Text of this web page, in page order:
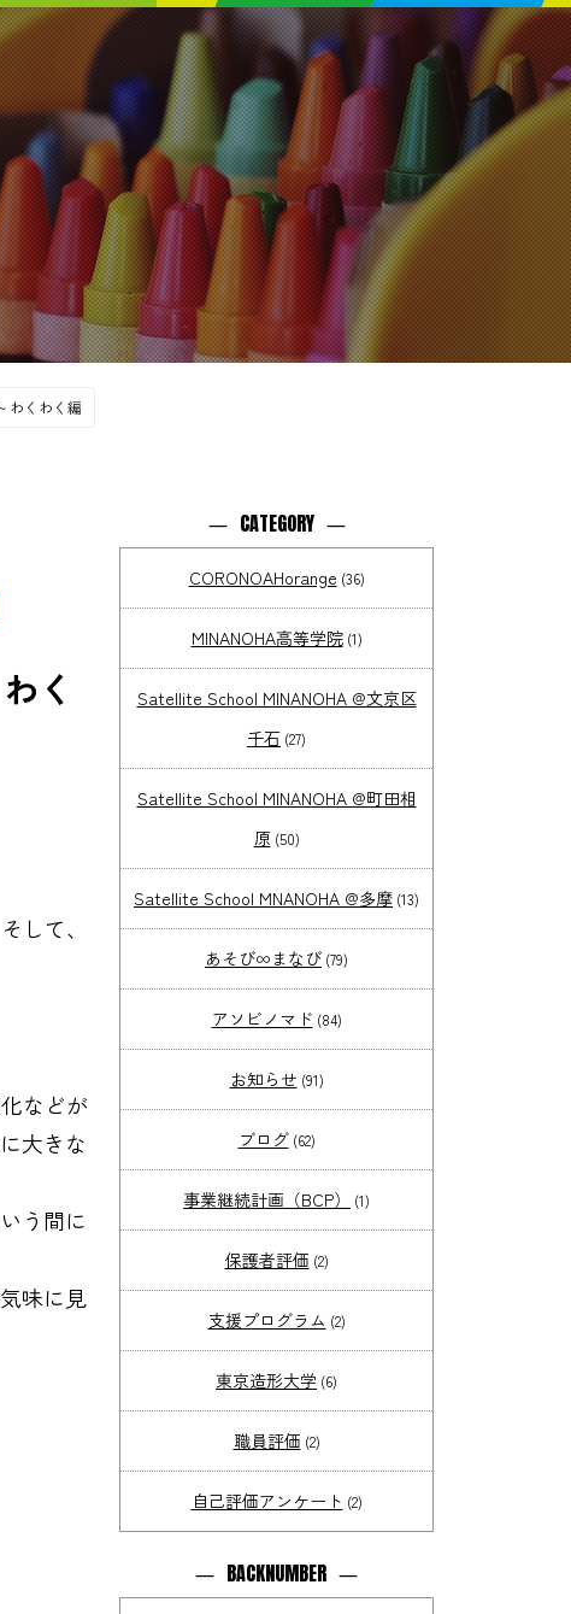
わくわく編
く
して、
などが
大きな
う間に
味に見
CATEGORY
CORONOAHorange (36)
MINANOHA高等学院(1)
Satellite School MINANOHA @文京区
千石 (27)
Satellite School MINANOHA @町田相
原 (50)
Satellite School MNANOHA @多摩 (13)
あそび∞まなび (79)
アソビノマド (84)
お知らせ (91)
ブログ(62)
事業継続計画（BCP） (1)
保護者評価 (2)
支援プログラム (2)
東京造形大学 (6)
職員評価 (2)
自己評価アンケート (2)
BACKNUMBER